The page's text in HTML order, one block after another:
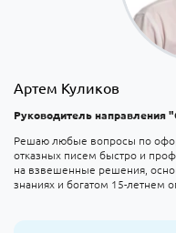
Артем Куликов
Руководитель направления
Решаю любые вопросы по
отказных писем быстро и
на взвешенные решения,
знаниях и богатом 15-летнем